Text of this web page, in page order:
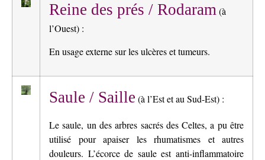
Reine des prés / Rodaram(à
l’Ouest) :
En usage externe sur les ulcères et tumeurs.
Saule / Saille (à l’Est et au Sud-Est) :
Le saule, un des arbres sacrés des Celtes, a pu être
utilisé pour apaiser les rhumatismes et autres
douleurs. L’écorce de saule est anti-inflammatoire